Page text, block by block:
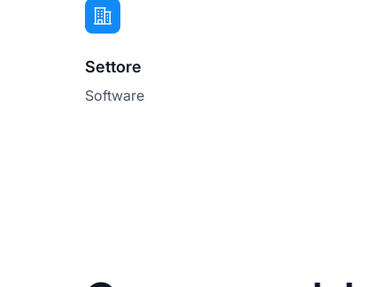
Settore
Software